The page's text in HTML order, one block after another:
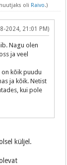
oli Raivo.)
2024, 21:01 PM)
Nagu olen
ja veel
on kõik puudu
ja kõik. Netist
kui pole
küljel.